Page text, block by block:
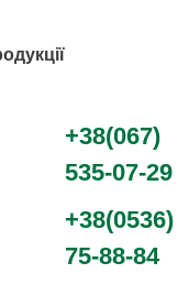
+38(067)
535-07-29
+38(0536)
75-88-84